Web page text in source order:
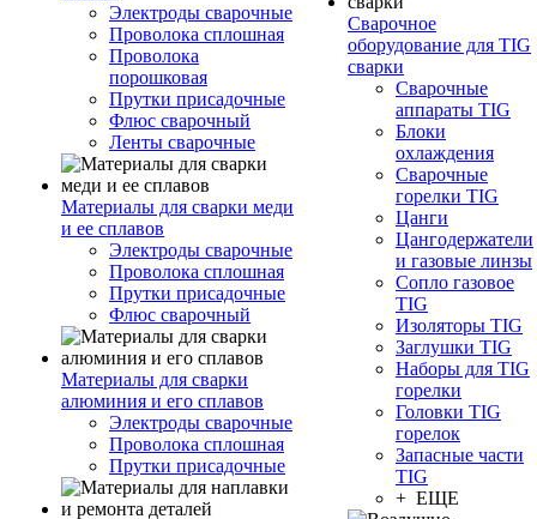
Электроды сварочные
Проволока сплошная
Проволока
порошковая
Прутки присадочные
Флюс сварочный
Ленты сварочные
Материалы для сварки меди
и ее сплавов
Электроды сварочные
Проволока сплошная
Прутки присадочные
Флюс сварочный
Материалы для сварки
алюминия и его сплавов
Электроды сварочные
Проволока сплошная
Прутки присадочные
Сварочное
оборудование для TIG
сварки
Сварочные
аппараты TIG
Блоки
охлаждения
Сварочные
горелки TIG
Цанги
Цангодержатели
и газовые линзы
Сопло газовое
TIG
Изоляторы TIG
Заглушки TIG
Наборы для TIG
горелки
Головки TIG
горелок
Запасные части
TIG
+ ЕЩЕ